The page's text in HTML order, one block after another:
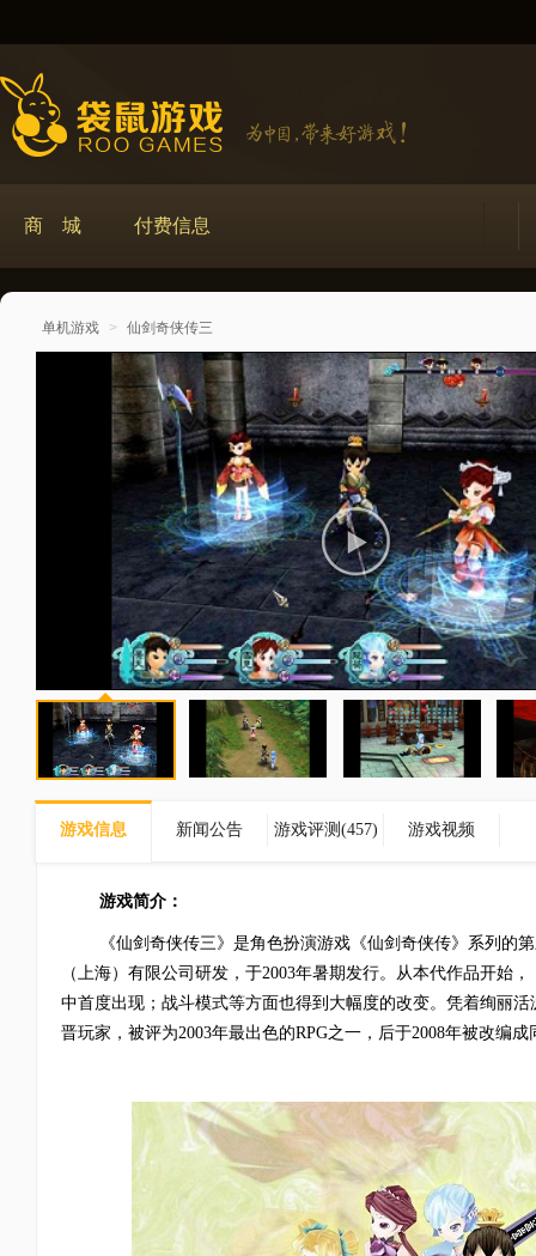
商 城 付费信息
单机游戏 > 仙剑奇侠传三
游戏信息 新闻公告 游戏评测(457) 游戏视频
游戏简介：
《仙剑奇侠传三》是角色扮演游戏《仙剑奇侠传》系列的第
（上海）有限公司研发，于2003年暑期发行。从本代作品开始
中首度出现；战斗模式等方面也得到大幅度的改变。凭着绚丽
晋玩家，被评为2003年最出色的RPG之一，后于2008年被改编成